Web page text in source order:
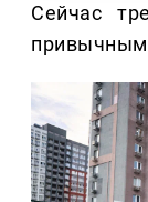
Сейчас
привычным